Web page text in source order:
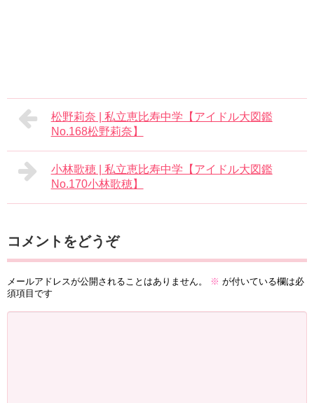
松野莉奈 | 私立恵比寿中学【アイドル大図鑑
No.168松野莉奈】
小林歌穂 | 私立恵比寿中学【アイドル大図鑑
No.170小林歌穂】
コメントをどうぞ
メールアドレスが公開されることはありません。 ※ が付いている欄は必
須項目です